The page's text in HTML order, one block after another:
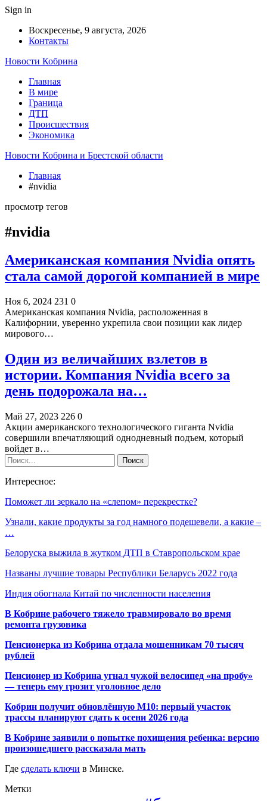
Sign in
Воскресенье, 9 августа, 2026
Контакты
Новости Кобрина
Главная
В мире
Граница
ДТП
Происшествия
Экономика
Новости Кобрина и Брестской области
Главная
#nvidia
просмотр тегов
#nvidia
Американская компания Nvidia опять
стала самой дорогой компанией в мире
Ноя 6, 2024 231 0
Американская компания Nvidia, расположенная в
Калифорнии, уверенно укрепила свои позиции как лидер
мирового…
Один из величайших взлетов в
истории. Компания Nvidia всего за
день подорожала на…
Май 27, 2023 226 0
Акции американского технологического гиганта Nvidia
совершили впечатляющий однодневный подъем, который
войдет в…
Интересное:
Поможет ли зеркало на «слепом» перекрестке?
Узнали, какие продукты за год намного подешевели, а какие –
…
Белоруска выжила в жутком ДТП в Ставропольском крае
Названы лучшие товары Республики Беларусь 2022 года
Индия обогнала Китай по численности населения
В Кобрине рабочего тяжело травмировало во время
ремонта грузовика
Пенсионерка из Кобрина отдала мошенникам 70 тысяч
рублей
Пенсионер из Кобрина угнал чужой велосипед «на пробу»
— теперь ему грозит уголовное дело
Кобрин получит обновлённую М10: первый участок
трассы планируют сдать к осени 2026 года
В Кобрине заявили о попытке похищения ребенка: версию
произошедшего рассказала мать
Где сделать ключи в Минске.
Метки